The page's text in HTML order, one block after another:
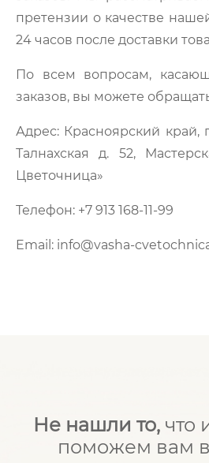
претензии о качестве
24 часов после доставки
По всем вопросам,
заказов, вы можете
Адрес: Красноярский край,
Талнахская д. 52,
Цветочница»
Телефон: +7 913 168-11-99
Email: info@vasha-
Не нашли то, что
поможем вам